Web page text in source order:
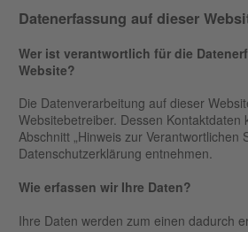
Datenerfassung auf dieser
Wer ist verantwortlich für die
Website?
Die Datenverarbeitung auf dieser
Websitebetreiber. Dessen Kontaktdaten
Abschnitt „Hinweis zur Verantwortlichen
Datenschutzerklärung entnehmen.
Wie erfassen wir Ihre Daten?
Ihre Daten werden zum einen dadurch